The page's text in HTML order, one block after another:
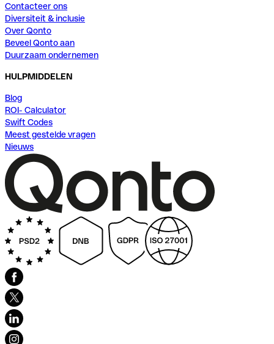
Contacteer ons
Diversiteit & inclusie
Over Qonto
Beveel Qonto aan
Duurzaam ondernemen
HULPMIDDELEN
Blog
ROI- Calculator
Swift Codes
Meest gestelde vragen
Nieuws